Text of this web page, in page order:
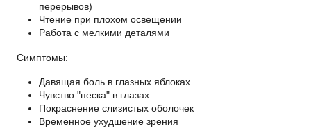
перерывов)
Чтение при плохом освещении
Работа с мелкими деталями
Симптомы:
Давящая боль в глазных яблоках
Чувство "песка" в глазах
Покраснение слизистых оболочек
Временное ухудшение зрения